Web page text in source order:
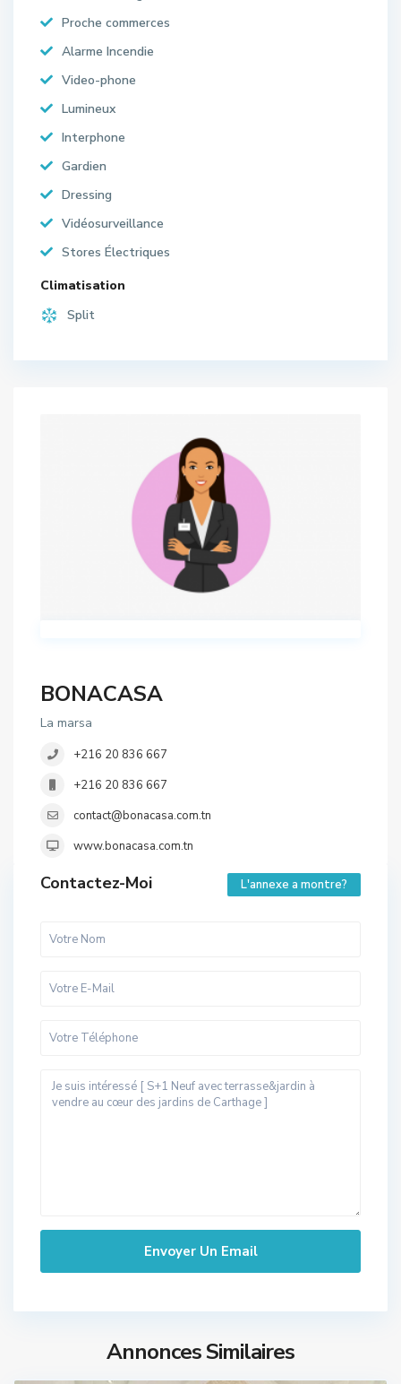
Proche commerces
Alarme Incendie
Video-phone
Lumineux
Interphone
Gardien
Dressing
Vidéosurveillance
Stores Électriques
Climatisation
Split
BONACASA
La marsa
+216 20 836 667
+216 20 836 667
contact@bonacasa.com.tn
www.bonacasa.com.tn
Contactez-Moi L'annexe a montre?
Annonces Similaires